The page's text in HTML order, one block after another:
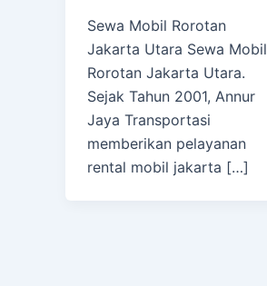
Sewa Mobil Rorotan
Jakarta Utara Sewa Mobil
Rorotan Jakarta Utara.
Sejak Tahun 2001, Annur
Jaya Transportasi
memberikan pelayanan
rental mobil jakarta […]